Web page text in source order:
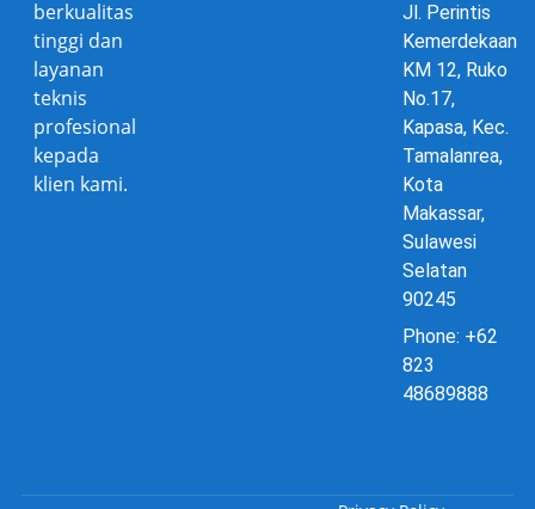
berkualitas
tinggi dan
layanan
teknis
profesional
kepada
klien kami.
Jl. Perintis
Kemerdekaan
KM 12, Ruko
No.17,
Kapasa, Kec.
Tamalanrea,
Kota
Makassar,
Sulawesi
Selatan
90245
Phone: +62
823
48689888